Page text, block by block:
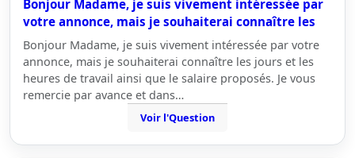
Bonjour Madame, je suis vivement intéressée par
votre annonce, mais je souhaiterai connaître les
Bonjour Madame, je suis vivement intéressée par votre
annonce, mais je souhaiterai connaître les jours et les
heures de travail ainsi que le salaire proposés. Je vous
remercie par avance et dans…
Voir l'Question